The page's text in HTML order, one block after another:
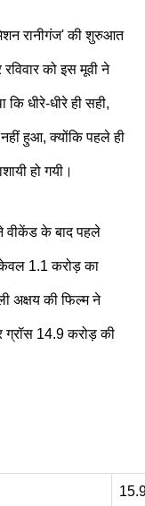
रानीगंज' की शुरुआत
को इस मूवी ने
धीरे-धीरे ही सही,
हुआ, क्योंकि पहले ही
हो गयी।
वीकेंड के बाद पहले
1.1 करोड़ का
अक्षय की फिल्म ने
ग्रॉस 14.9 करोड़ की